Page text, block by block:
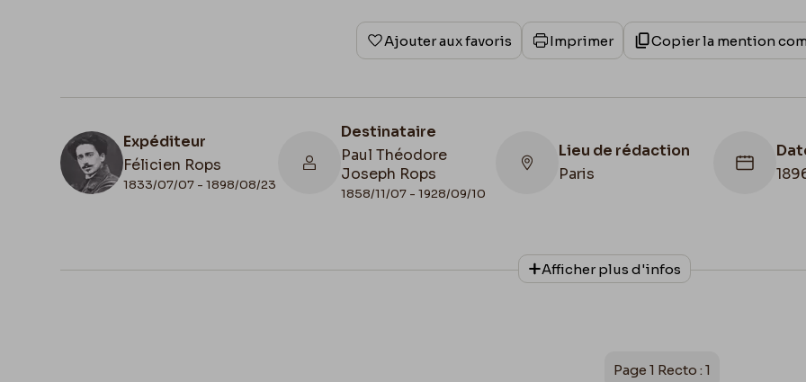
Ajouter aux favoris Imprimer Copier la mention
Expéditeur
Félicien Rops
1833/07/07 - 1898/08/23
Destinataire
Paul Théodore
Joseph Rops
1858/11/07 - 1928/09/10
Lieu de rédaction
Paris
N° d'inventaire
Collationnage
Date de fin
Afficher plus d'infos
Page 1 Recto : 1